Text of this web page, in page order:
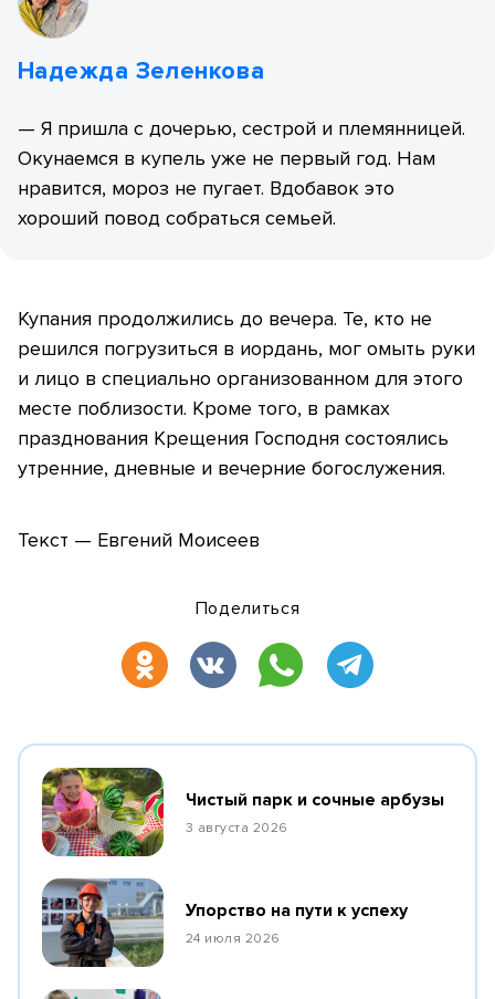
Надежда Зеленкова
— Я пришла с дочерью, сестрой и племянницей.
Окунаемся в купель уже не первый год. Нам
нравится, мороз не пугает. Вдобавок это
хороший повод собраться семьей.
Купания продолжились до вечера. Те, кто не
решился погрузиться в иордань, мог омыть руки
и лицо в специально организованном для этого
месте поблизости. Кроме того, в рамках
празднования Крещения Господня состоялись
утренние, дневные и вечерние богослужения.
Текст — Евгений Моисеев
Поделиться
Чистый парк и сочные арбузы
3 августа 2026
Упорство на пути к успеху
24 июля 2026